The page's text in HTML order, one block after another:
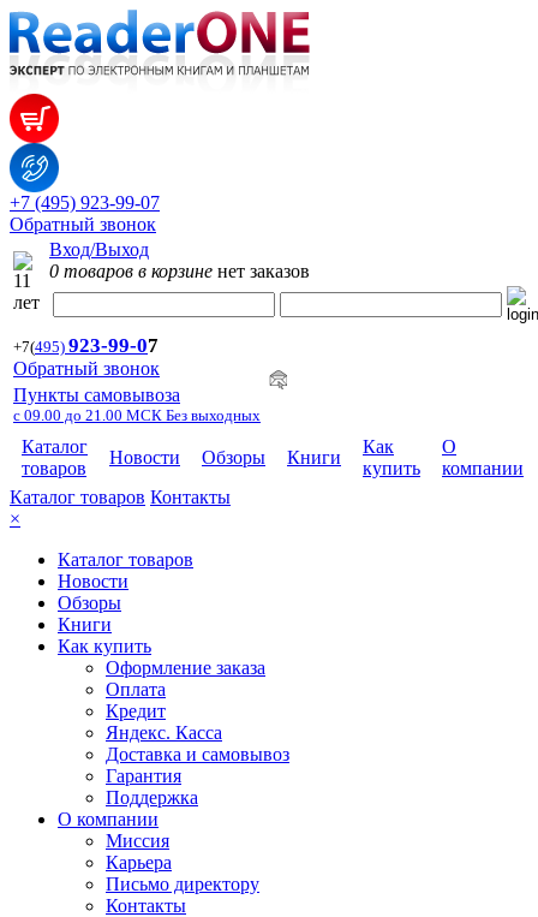
+7 (495) 923-99-07
Обратный звонок
Вход/Выход
0 товаров в корзине нет заказов
+7(495) 923-99-07
Обратный звонок
Пункты самовывоза
с 09.00 до 21.00 МСК Без выходных
Каталог
товаров
Новости Обзоры Книги
Как
купить
О
компании
Каталог товаров Контакты
×
Каталог товаров
Новости
Обзоры
Книги
Как купить
Оформление заказа
Оплата
Кредит
Яндекс. Касса
Доставка и самовывоз
Гарантия
Поддержка
О компании
Миссия
Карьера
Письмо директору
Контакты